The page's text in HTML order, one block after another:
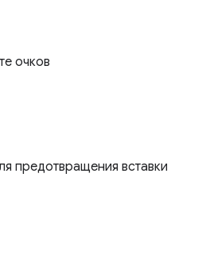
очков
предотвращения вставки